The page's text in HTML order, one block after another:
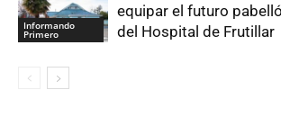
Informando
Primero
equipar el futuro
del Hospital de Frutillar